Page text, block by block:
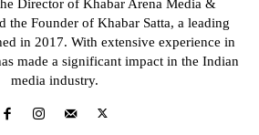
Director of Khabar Arena Media &
the Founder of Khabar Satta, a leading
in 2017. With extensive experience in
made a significant impact in the Indian
media industry.